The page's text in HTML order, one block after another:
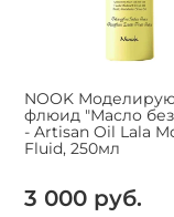
NOOK
флюид "Масло
- Artisan Oil Lala
Fluid, 250мл
3 000 руб.